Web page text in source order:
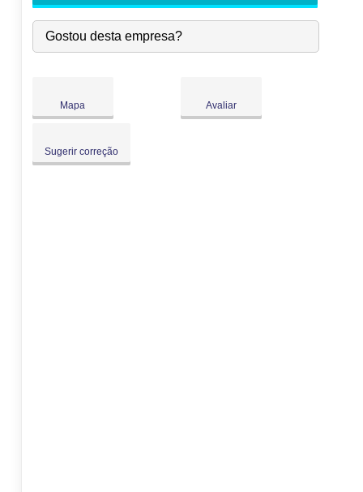
Qua:
09:00-18:00
Qui:
09:00-18:00
Gostou desta empresa?
Mapa Avaliar
Sugerir correção